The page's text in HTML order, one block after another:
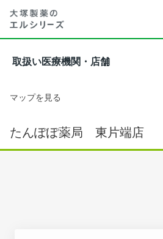
取扱い医療機関・店舗
マップを見る
たんぽぽ薬局 東片端店